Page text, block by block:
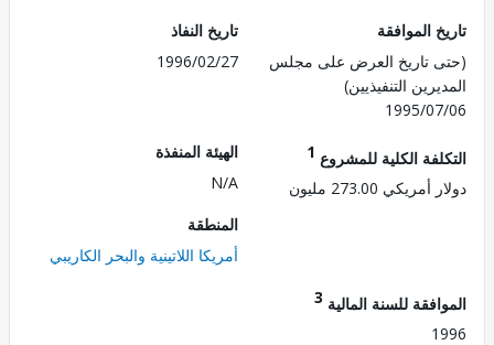
الموافقة
تاريخ العرض على مجلس
التنفيذيين)
1995/
تاريخ النفاذ
1996/02/27
الكلية للمشروع1
273.00 مليون
الهيئة المنفذة
أمريكا اللاتينية والبحر الكاريبي
للسنة المالية3